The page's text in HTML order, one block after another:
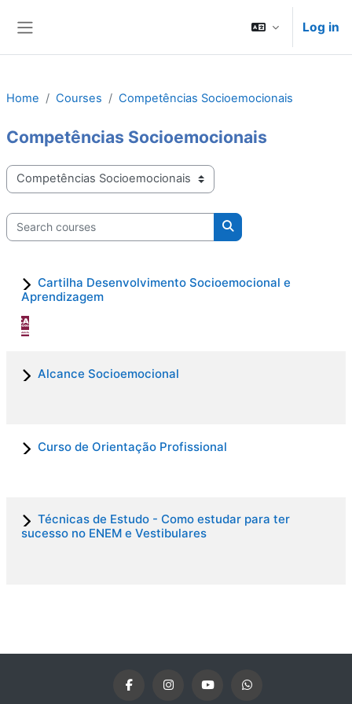
Log in
Home Courses Competências Socioemocionais
Competências Socioemocionais
Course categories
Search courses
Search courses
Cartilha Desenvolvimento Socioemocional e
Aprendizagem
Alcance Socioemocional
Curso de Orientação Profissional
Técnicas de Estudo - Como estudar para ter
sucesso no ENEM e Vestibulares